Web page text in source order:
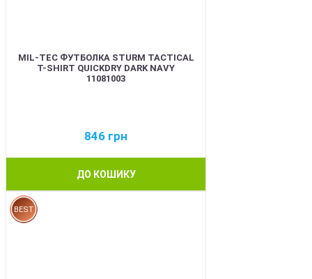
MIL-TEC ФУТБОЛКА STURM TACTICAL
T-SHIRT QUICKDRY DARK NAVY
11081003
846 грн
ДО КОШИКУ
BEST